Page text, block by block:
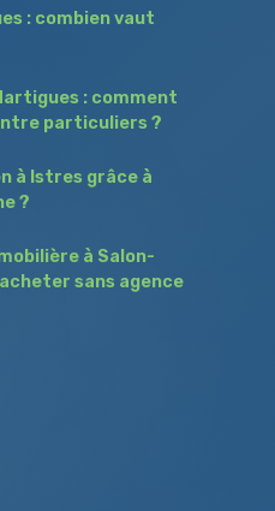
: combien vaut
: comment
particuliers ?
à Istres grâce à
?
à Salon-
sans agence